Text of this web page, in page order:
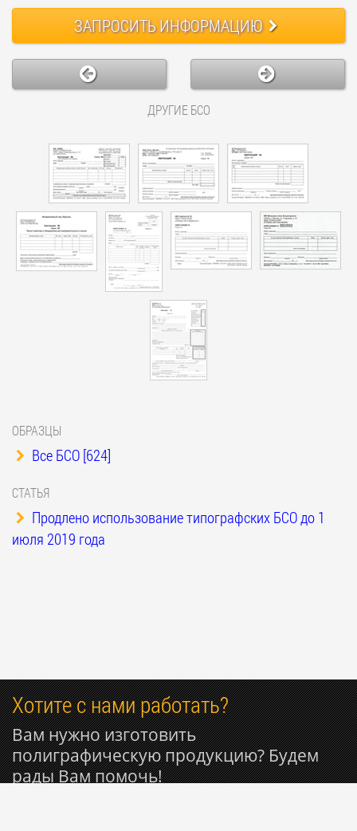
ЗАПРОСИТЬИНФОРМАЦИЮ
ДРУГИЕ БСО
ОБРАЗЦЫ
Все БСО [624]
СТАТЬЯ
Продлено использование типографских БСО до 1
июля 2019 года
Хотите с нами работать?
Вам нужно изготовить
полиграфическую продукцию? Будем
рады Вам помочь!